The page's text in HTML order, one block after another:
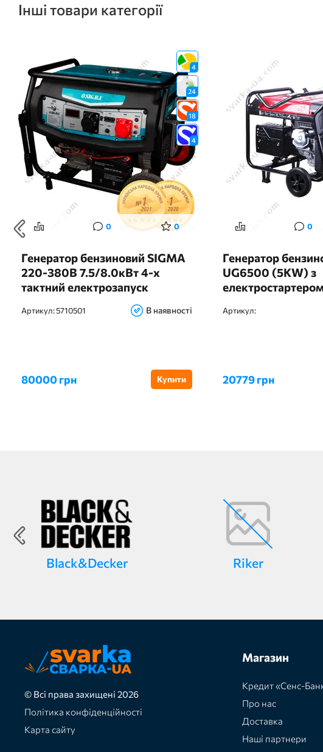
Інші товари категорії
4
24
18
4
0 0
Генератор бензиновий SIGMA
220-380В 7.5/8.0кВт 4-х
тактний електрозапуск
Артикул:5710501 В наявності
80000 грн Купити
0
Генератор
UG6500 (5KW) з
Артикул:
20779 грн
Black&Decker Riker
© Всі права захищені 2026
Політика конфіденційності
Карта сайту
Магазин
Кредит «Сенс-
Про нас
Доставка
Наші партнери